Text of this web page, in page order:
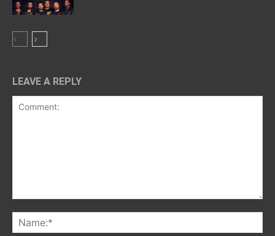
LEAVE A REPLY